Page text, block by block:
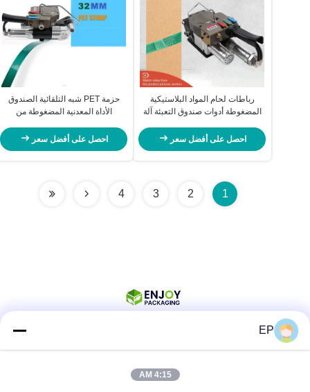
رباطات لحام المواد البلاستيكية
المضغوطة أدوات صندوق التعبئة آلة
احصل على أفضل سعر
حزمة PET شبه التلقائية الصندوق
الأداة المعدنية المضغوطة من
المعدات المحمولة
احصل على أفضل سعر
1
2
3
4
EP
4:15 AM